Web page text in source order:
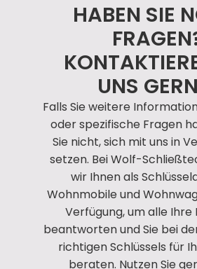
HABEN SIE
UNS
Falls Sie weitere
oder spezifische Fragen
Sie nicht, sich mit uns in
setzen. Bei Wolf-
wir Ihnen als
Wohnmobile und
Verfügung, um alle Ihre
beantworten und Sie bei
richtigen Schlüssels für
beraten. Nutzen Sie